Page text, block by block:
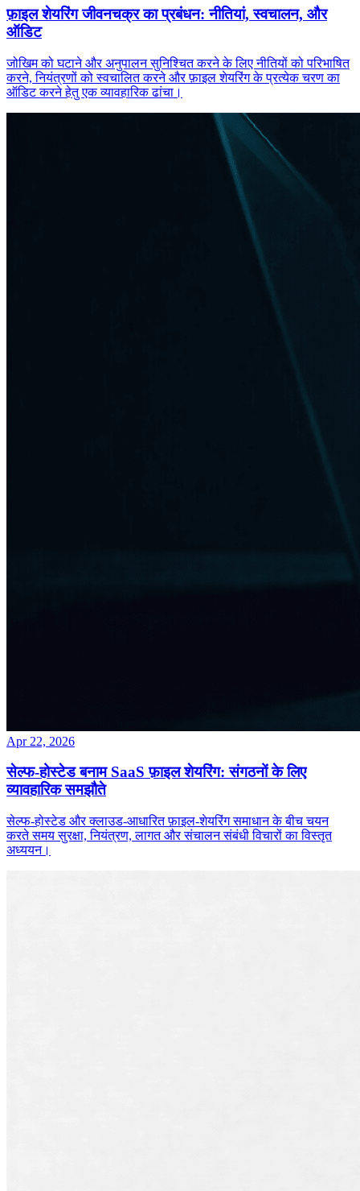
फ़ाइल शेयरिंग जीवनचक्र का प्रबंधन: नीतियां, स्वचालन, और
ऑडिट
जोखिम को घटाने और अनुपालन सुनिश्चित करने के लिए नीतियों को परिभाषित
करने, नियंत्रणों को स्वचालित करने और फ़ाइल शेयरिंग के प्रत्येक चरण का
ऑडिट करने हेतु एक व्यावहारिक ढांचा।
Apr 22, 2026
सेल्फ‑होस्टेड बनाम SaaS फ़ाइल शेयरिंग: संगठनों के लिए
व्यावहारिक समझौते
सेल्फ‑होस्टेड और क्लाउड‑आधारित फ़ाइल‑शेयरिंग समाधान के बीच चयन
करते समय सुरक्षा, नियंत्रण, लागत और संचालन संबंधी विचारों का विस्तृत
अध्ययन।